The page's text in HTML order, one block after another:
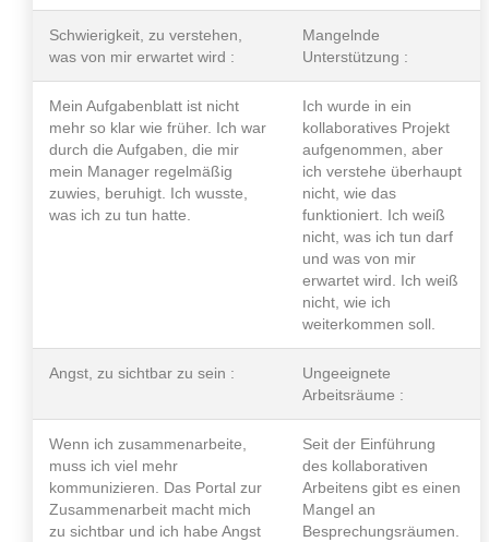
Schwierigkeit, zu verstehen,
was von mir erwartet wird :
Mangelnde
Unterstützung :
Mein Aufgabenblatt ist nicht
mehr so klar wie früher. Ich war
durch die Aufgaben, die mir
mein Manager regelmäßig
zuwies, beruhigt. Ich wusste,
was ich zu tun hatte.
Ich wurde in ein
kollaboratives Projekt
aufgenommen, aber
ich verstehe überhaupt
nicht, wie das
funktioniert. Ich weiß
nicht, was ich tun darf
und was von mir
erwartet wird. Ich weiß
nicht, wie ich
weiterkommen soll.
Angst, zu sichtbar zu sein :
Ungeeignete
Arbeitsräume :
Wenn ich zusammenarbeite,
muss ich viel mehr
kommunizieren. Das Portal zur
Zusammenarbeit macht mich
zu sichtbar und ich habe Angst
Seit der Einführung
des kollaborativen
Arbeitens gibt es einen
Mangel an
Besprechungsräumen.